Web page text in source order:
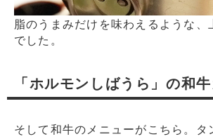
脂のうまみだけを味わえるような、
でした。
「ホルモンしばうら」の和
そして和牛のメニューがこちら。タ